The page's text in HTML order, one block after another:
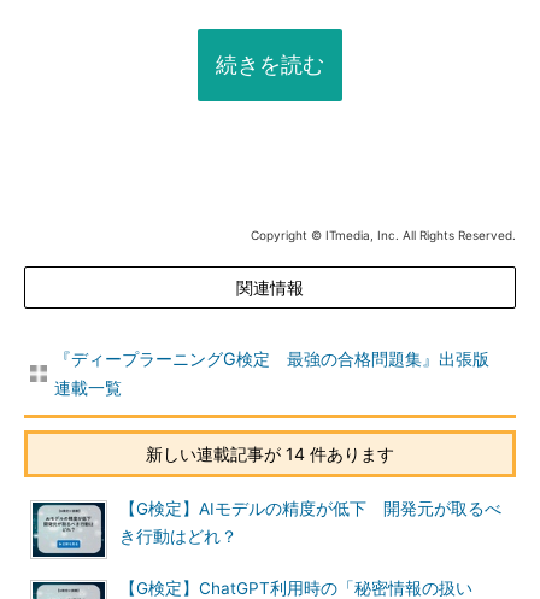
続きを読む
Copyright © ITmedia, Inc. All Rights Reserved.
関連情報
『ディープラーニングG検定 最強の合格問題集』出張版
連載一覧
新しい連載記事が 14 件あります
【G検定】AIモデルの精度が低下 開発元が取るべ
き行動はどれ？
【G検定】ChatGPT利用時の「秘密情報の扱い